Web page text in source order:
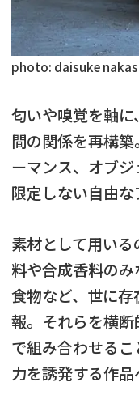
photo: daisuke
匂いや嗅覚を軸
間の関係を再構
ーマンス、オブ
限定しない自由な
素材として用い
料や合成香料のみ
食物など、世に
報。それらを横
で組み合わせる
力を誘発する作品